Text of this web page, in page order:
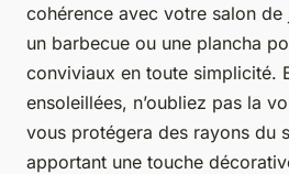
cohérence avec votre salon
un barbecue ou une plancha
conviviaux en toute simplicité.
ensoleillées, n’oubliez pas la
vous protégera des rayons du
apportant une touche